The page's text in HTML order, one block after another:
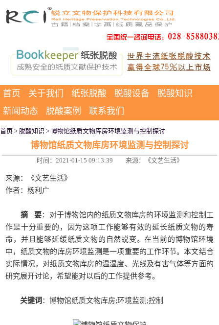
首页 关于我们 纸张脱酸 脱酸设备
脱酸知识
新闻动态
脱酸案例 联系我们
首页 > 脱酸知识 > 博物馆纸质文物库房环境监测与控制探讨
博物馆纸质文物库房环境监测与控制探讨
时间：2021-01-15 09:13:39 来源：《文艺生活》
来源：《文艺生活》
作者：杨利广
摘 要：对于博物馆内的纸质文物库房的环境监测和控制工
作是十分重要的，因为这项工作能够有效的延长纸质文物的寿
命，并且能够延缓纸质文物的自然蜕变。在当前的博物馆环境
中，纸质文物的库房环境监测是一项重要的工作环节。本文结合
实际情况，对纸质文物库房的温湿度、光线及有害气体等方面的
研究展开讨论，希望能对以后的工作提供参考。
关键词 ：博物馆纸质文物库房;环境监测;控制